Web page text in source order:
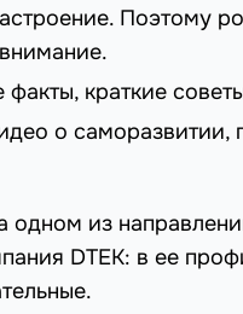
Поэтому
факты, краткие
о саморазвитии,
из
DTEK: в ее